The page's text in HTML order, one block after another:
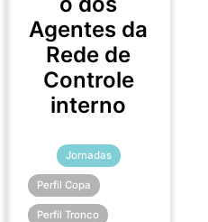
Agentes da
Rede de
Controle
interno
Jornadas
Perfil Copa
Perfil Tronco